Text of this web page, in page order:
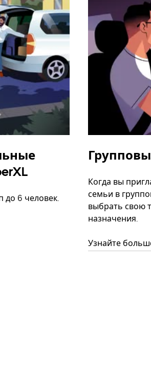
до 6 человек.
Когда вы
семьи в
выбрать свою
назначения.
Узнайте